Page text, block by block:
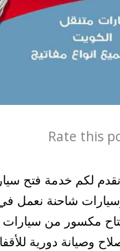
Rate this
لكم خدمة فتح
شاحنة نعمل
مكسور من
وصيانة دورية